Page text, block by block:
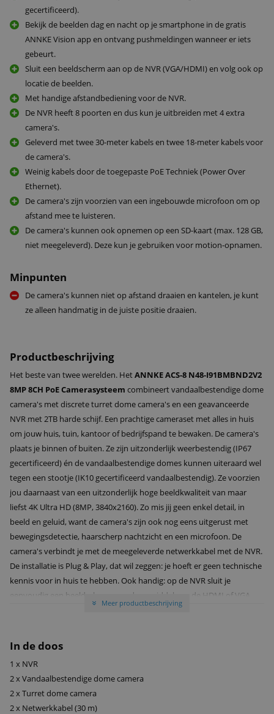
gecertificeerd).
Bekijk de beelden dag en nacht op je smartphone in de gratis
ANNKE Vision app en ontvang pushmeldingen wanneer er iets
gebeurt.
Sluit een beeldscherm aan op de NVR (VGA/HDMI) en volg ook op
locatie de beelden.
Met handige afstandbediening voor de NVR.
De NVR heeft 8 poorten en dus kun je uitbreiden met 4 extra
camera's.
Geleverd met twee 30-meter kabels en twee 18-meter kabels voor
de camera's.
Weinig kabels door de toegepaste PoE Techniek (Power Over
Ethernet).
De camera's zijn voorzien van een ingebouwde microfoon om op
afstand mee te luisteren.
De camera's kunnen ook opnemen op een SD-kaart (max. 128 GB,
niet meegeleverd). Deze kun je gebruiken voor motion-opnamen.
Minpunten
De camera's kunnen niet op afstand draaien en kantelen, je kunt
ze alleen handmatig in de juiste positie draaien.
Productbeschrijving
Het beste van twee werelden. HetANNKE ACS-8 N48-I91BMBND2V2
8MP 8CH PoE Camerasysteem combineert vandaalbestendige dome
camera's met discrete turret dome camera's en een geavanceerde
NVR met 2TB harde schijf. Een prachtige cameraset met alles in huis
om jouw huis, tuin, kantoor of bedrijfspand te bewaken. De camera's
plaats je binnen of buiten. Ze zijn uitzonderlijk weerbestendig (IP67
gecertificeerd) én de vandaalbestendige domes kunnen uiteraard wel
tegen een stootje (IK10 gecertificeerd vandaalbestendig). Ze voorzien
jou daarnaast van een uitzonderlijk hoge beeldkwaliteit van maar
liefst 4K Ultra HD (8MP, 3840x2160). Zo mis jij geen enkel detail, in
beeld en geluid, want de camera's zijn ook nog eens uitgerust met
bewegingsdetectie, haarscherp nachtzicht en een microfoon. De
camera's verbindt je met de meegeleverde netwerkkabel met de NVR.
De installatie is Plug & Play, dat wil zeggen: je hoeft er geen technische
kennis voor in huis te hebben. Ook handig: op de NVR sluit je
eenvoudig een beeldscherm aan door middel van de HDMI of VGA
poort. En wil je het systeem uitbreiden? Geen probleem. Op de NVR
Downloads
Specificaties ANNKE C800 serie (PDF)
Handleiding ANNKE ACS-8 N48-BN 8MP 8CH (PDF)
Specificaties ANNKE N48PAW NVR (PDF)
» Meer productbeschrijving
In de doos
1 x NVR
2 x Vandaalbestendige dome camera
2 x Turret dome camera
2 x Netwerkkabel (30 m)